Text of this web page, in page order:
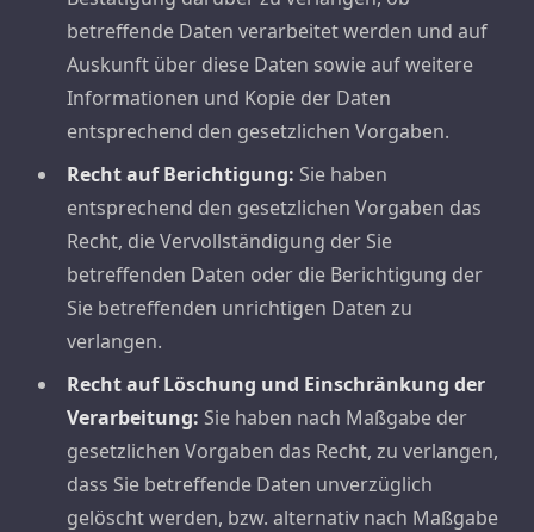
betreffende Daten verarbeitet werden und auf
Auskunft über diese Daten sowie auf weitere
Informationen und Kopie der Daten
entsprechend den gesetzlichen Vorgaben.
Recht auf Berichtigung: Sie haben
entsprechend den gesetzlichen Vorgaben das
Recht, die Vervollständigung der Sie
betreffenden Daten oder die Berichtigung der
Sie betreffenden unrichtigen Daten zu
verlangen.
Recht auf Löschung und Einschränkung der
Verarbeitung: Sie haben nach Maßgabe der
gesetzlichen Vorgaben das Recht, zu verlangen,
dass Sie betreffende Daten unverzüglich
gelöscht werden, bzw. alternativ nach Maßgabe